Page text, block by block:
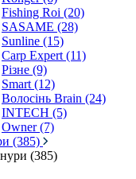
Fishing Roi (20)
SASAME (28)
Sunline (15)
Carp Expert (11)
Різне (9)
Smart (12)
Волосінь Brain (24)
INTECH (5)
Owner (7)
(385)
(385)